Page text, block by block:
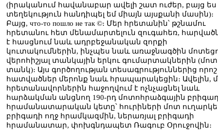
(իրականում հավանաբար ավելի շատ ուժեր, բայց ես
տեղեկություն հանդիպել եմ միայն այսքանի մասին)։
Բայց, что-то пошло не так ©։ Մեր հրետանին՝ թշնամու
հրետանու հետ մենամարտելուն զուգահեռ,
է հասցնում նաև ադրբեջանական զորքի
կուտակումներին, ինչպես նաև առաջնագծին
վերոհիշյալ տանկային երկու գումարտակներին (մոտ
տանկ)։ Այս գործողության տեսագրություններից որոշ
հատվածներ մերոնք նաև հրապարակեցին։ Ավելին,
հրետանավորներին հաջողվում է ոչնչացնել նաև
հարձակման անցնող 190-րդ մոտոհրաձգային
հրամանատարական կետը՝ հուրիների մոտ
բրիգադի ողջ հրամկազմին, ներառյալ բրիգադի
հրամանատար, փոխգնդապետ Ռագուբ Օրուջովին։